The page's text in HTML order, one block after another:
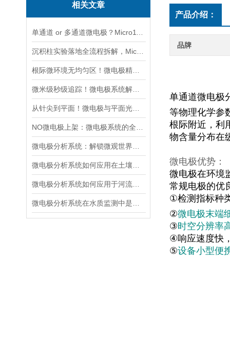
相关文章
产品介绍：
品牌
单通道微电极
等物理化学参
根际附近，利
物含量分布在
微电极优势：
微电极在环境
常规电极的优
①检测指标种
②微电极末端
③时空分辨率
④响应速度快
⑤设备小型便